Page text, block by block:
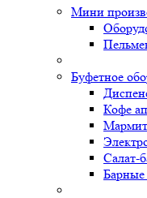
Мини
Буфетное
Кофе
Cалат-